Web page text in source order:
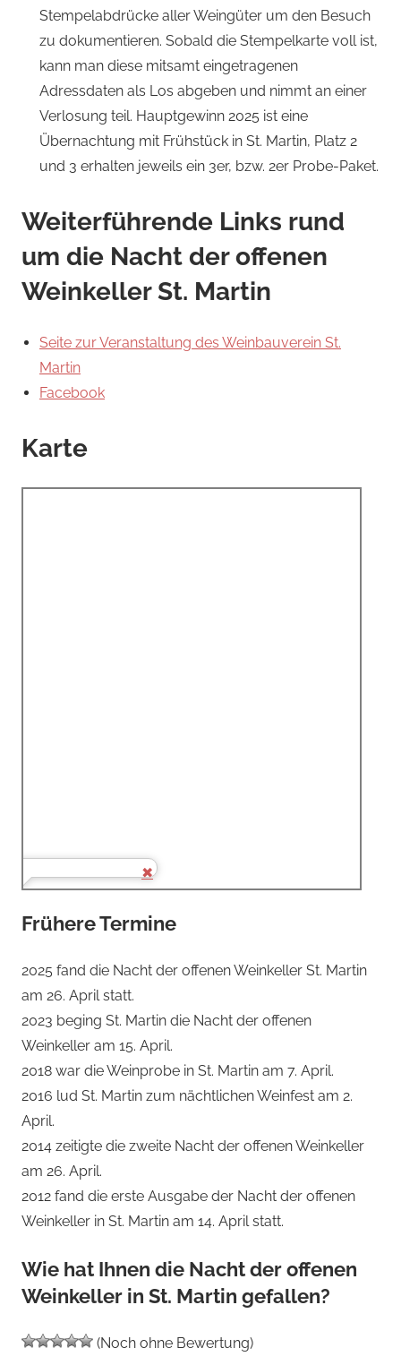
Stempelabdrücke aller Weingüter um den Besuch
zu dokumentieren. Sobald die Stempelkarte voll ist,
kann man diese mitsamt eingetragenen
Adressdaten als Los abgeben und nimmt an einer
Verlosung teil. Hauptgewinn 2025 ist eine
Übernachtung mit Frühstück in St. Martin, Platz 2
und 3 erhalten jeweils ein 3er, bzw. 2er Probe-Paket.
Weiterführende Links rund
um die Nacht der offenen
Weinkeller St. Martin
Seite zur Veranstaltung des Weinbauverein St.
Martin
Facebook
Karte
Frühere Termine
2025 fand die Nacht der offenen Weinkeller St. Martin
am 26. April statt.
2023 beging St. Martin die Nacht der offenen
Weinkeller am 15. April.
2018 war die Weinprobe in St. Martin am 7. April.
2016 lud St. Martin zum nächtlichen Weinfest am 2.
April.
2014 zeitigte die zweite Nacht der offenen Weinkeller
am 26. April.
2012 fand die erste Ausgabe der Nacht der offenen
Weinkeller in St. Martin am 14. April statt.
Wie hat Ihnen die Nacht der offenen
Weinkeller in St. Martin gefallen?
(Noch ohne Bewertung)